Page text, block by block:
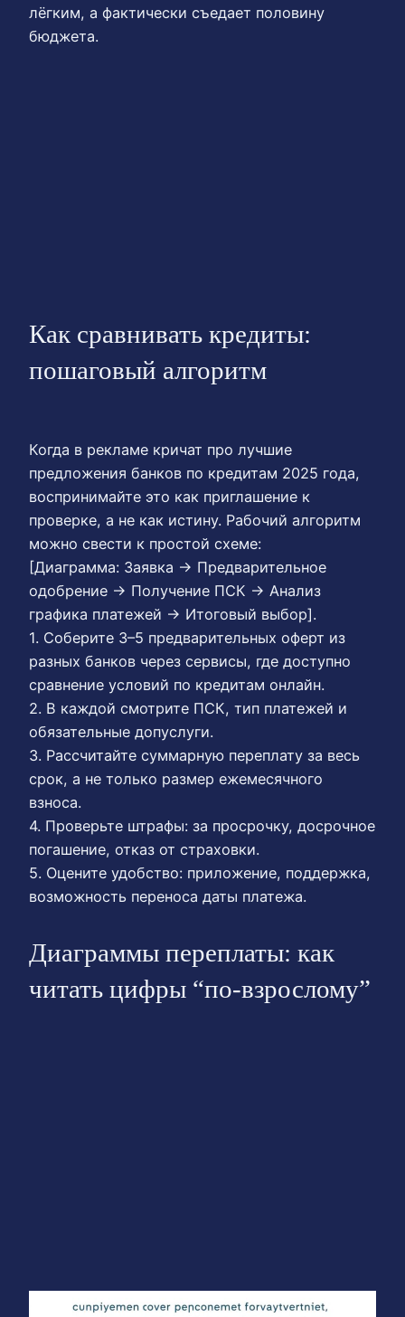
лёгким, а фактически съедает половину
бюджета.
Как сравнивать кредиты:
пошаговый алгоритм
Когда в рекламе кричат про лучшие
предложения банков по кредитам 2025 года,
воспринимайте это как приглашение к
проверке, а не как истину. Рабочий алгоритм
можно свести к простой схеме:
[Диаграмма: Заявка → Предварительное
одобрение → Получение ПСК → Анализ
графика платежей → Итоговый выбор].
1. Соберите 3–5 предварительных оферт из
разных банков через сервисы, где доступно
сравнение условий по кредитам онлайн.
2. В каждой смотрите ПСК, тип платежей и
обязательные допуслуги.
3. Рассчитайте суммарную переплату за весь
срок, а не только размер ежемесячного
взноса.
4. Проверьте штрафы: за просрочку, досрочное
погашение, отказ от страховки.
5. Оцените удобство: приложение, поддержка,
возможность переноса даты платежа.
Диаграммы переплаты: как
читать цифры “по-взрослому”